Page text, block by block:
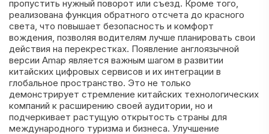
пропустить нужный поворот или съезд. Кроме того,
реализована функция обратного отсчета до красного
света, что повышает безопасность и комфорт
вождения, позволяя водителям лучше планировать свои
действия на перекрестках. Появление англоязычной
версии Amap является важным шагом в развитии
китайских цифровых сервисов и их интеграции в
глобальное пространство. Это не только
демонстрирует стремление китайских технологических
компаний к расширению своей аудитории, но и
подчеркивает растущую открытость страны для
международного туризма и бизнеса. Улучшение